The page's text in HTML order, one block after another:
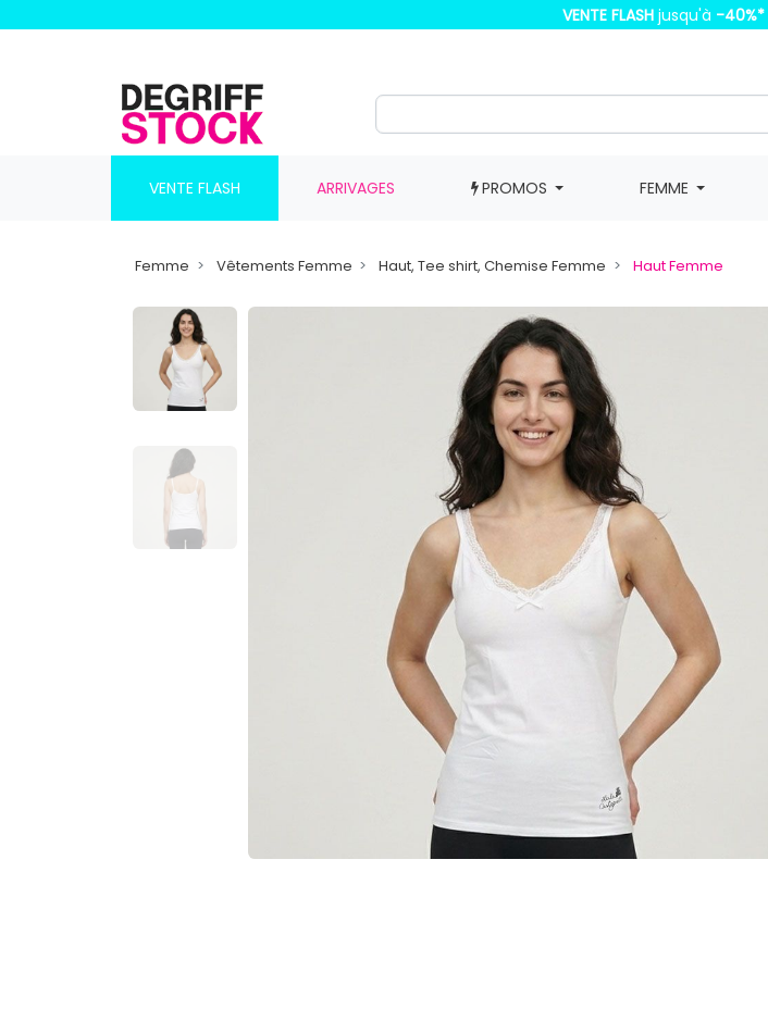
VENTE FLASH jusqu'à -40%*
VENTE FLASH ARRIVAGES PROMOS FEMME
Femme Vêtements Femme Haut, Tee shirt, Chemise Femme Haut Femme